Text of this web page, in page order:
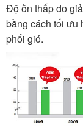
Độ ồn thấp do
bằng cách tối ưu
phối gió.